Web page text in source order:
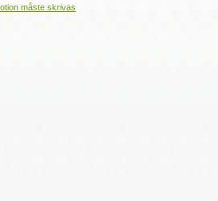
måste skrivas